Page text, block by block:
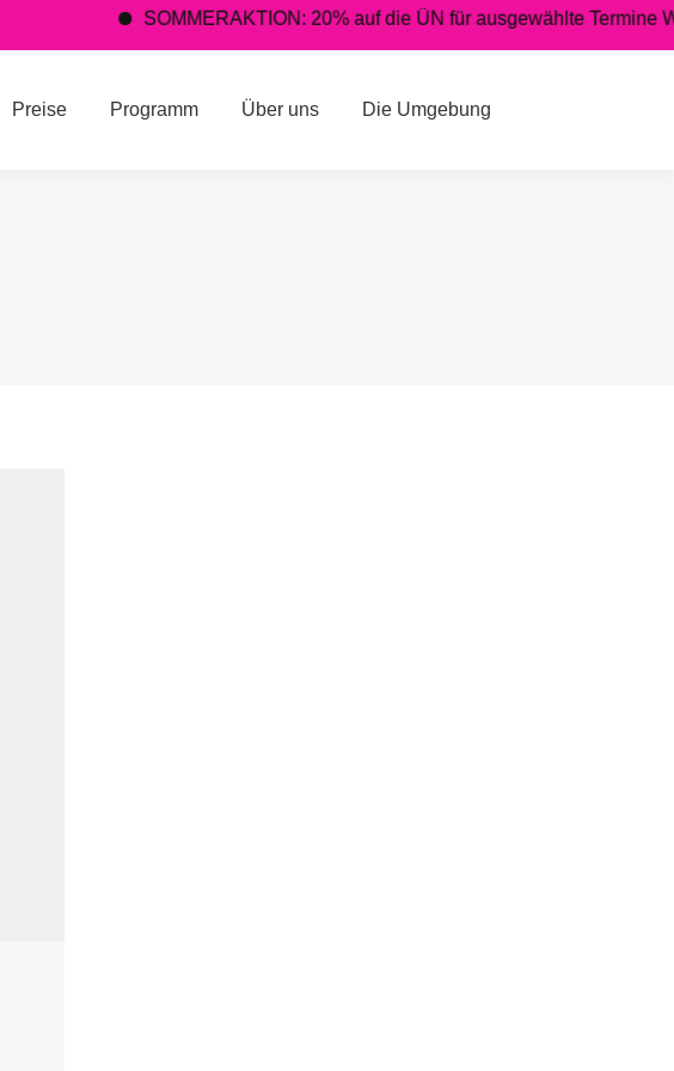
SOMMERAKTION: 20% auf die ÜN für ausgewählte Termine
Preise Programm Über uns Die Umgebung